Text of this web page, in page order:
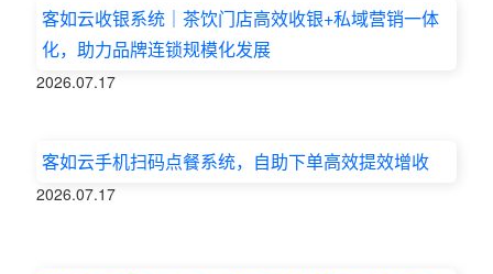
客如云收银系统｜茶饮门店高效收银+私域营销一体
化，助力品牌连锁规模化发展
2026.07.17
客如云手机扫码点餐系统，自助下单高效提效增收
2026.07.17